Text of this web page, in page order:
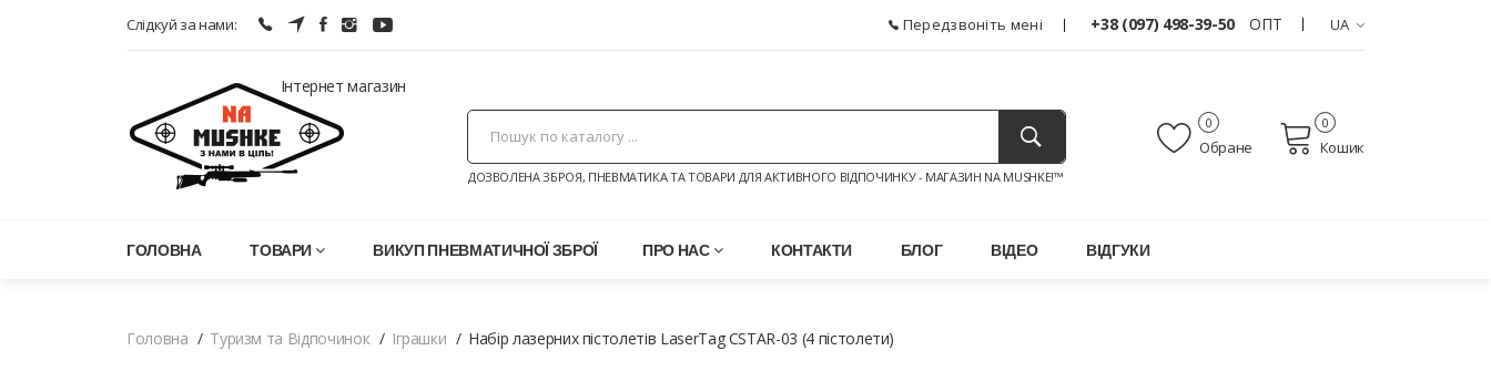
Слідкуй за нами: Передзвоніть мені +38 (097) 498-39-50 ОПТ UA
Інтернет магазин
ДОЗВОЛЕНА ЗБРОЯ, ПНЕВМАТИКА ТА ТОВАРИ ДЛЯ АКТИВНОГО ВІДПОЧИНКУ - МАГАЗИН NA MUSHKE!™
Обране
0
Кошик
0
ГОЛОВНА ТОВАРИ ВИКУП ПНЕВМАТИЧНОЇ ЗБРОЇ ПРО НАС КОНТАКТИ БЛОГ ВІДЕО ВІДГУКИ
Головна Туризм та Відпочинок Іграшки Набір лазерних пістолетів LaserTag CSTAR-03 (4 пістолети)